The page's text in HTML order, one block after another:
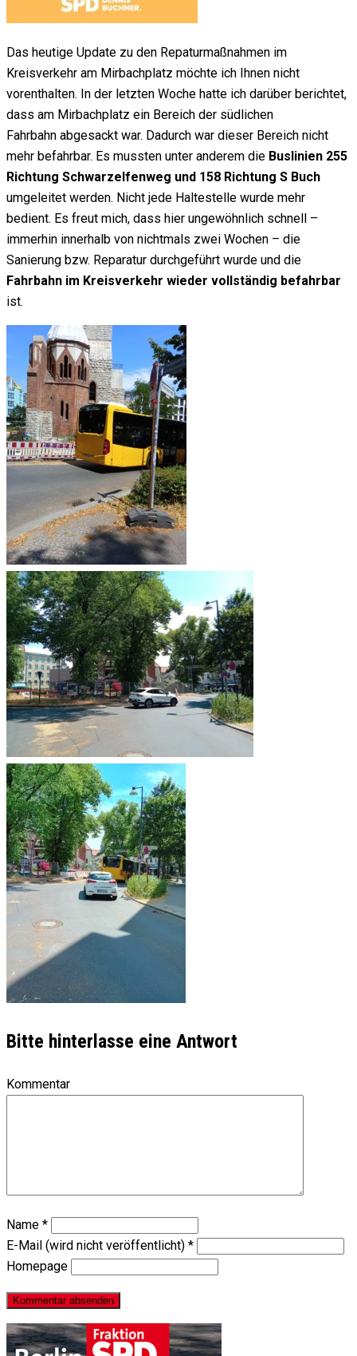
Das heutige Update zu den Repaturmaßnahmen im
Kreisverkehr am Mirbachplatz möchte ich Ihnen nicht
vorenthalten. In der letzten Woche hatte ich darüber berichtet,
dass am Mirbachplatz ein Bereich der südlichen
Fahrbahn abgesackt war. Dadurch war dieser Bereich nicht
mehr befahrbar. Es mussten unter anderem die Buslinien 255
Richtung Schwarzelfenweg und 158 Richtung S Buch
umgeleitet werden. Nicht jede Haltestelle wurde mehr
bedient. Es freut mich, dass hier ungewöhnlich schnell –
immerhin innerhalb von nichtmals zwei Wochen – die
Sanierung bzw. Reparatur durchgeführt wurde und die
Fahrbahn im Kreisverkehr wieder vollständig befahrbar
ist.
Bitte hinterlasse eine Antwort
Kommentar
Name *
E-Mail (wird nicht veröffentlicht) *
Homepage